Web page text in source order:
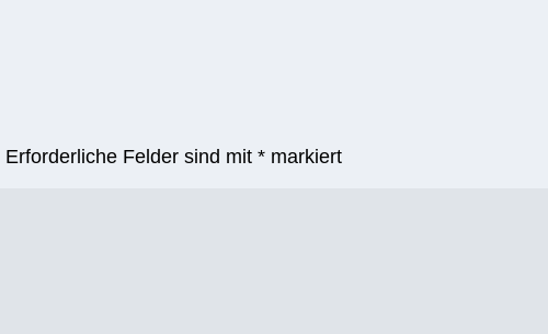
Erforderliche Felder sind mit* markiert